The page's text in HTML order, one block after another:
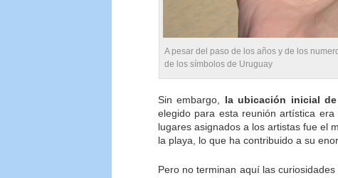
A pesar del paso de los años y de los
de los símbolos de Uruguay
Sin embargo, la ubicación inicial
elegido para esta reunión artística
lugares asignados a los artistas fue el
la playa, lo que ha contribuido a su
Pero no terminan aquí las curiosidades